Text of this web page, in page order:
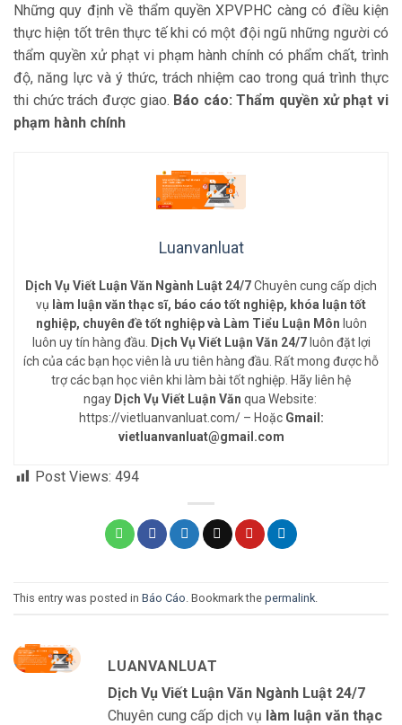
Những quy định về thẩm quyền XPVPHC càng có điều kiện
thực hiện tốt trên thực tế khi có một đội ngũ những người có
thẩm quyền xử phạt vi phạm hành chính có phẩm chất, trình
độ, năng lực và ý thức, trách nhiệm cao trong quá trình thực
thi chức trách được giao. Báo cáo: Thẩm quyền xử phạt vi
phạm hành chính
Luanvanluat
Dịch Vụ Viết Luận Văn Ngành Luật 24/7Chuyên cung cấp dịch
vụ làm luận văn thạc sĩ, báo cáo tốt nghiệp, khóa luận tốt
nghiệp, chuyên đề tốt nghiệp và Làm Tiểu Luận Môn luôn
luôn uy tín hàng đầu.
Dịch Vụ Viết Luận Văn 24/7luôn đặt lợi
ích của các bạn học viên là ưu tiên hàng đầu. Rất mong được hỗ
trợ các bạn học viên khi làm bài tốt nghiệp. Hãy liên hệ
ngay Dịch Vụ Viết Luận Văn qua Website:
https://vietluanvanluat.com/ – Hoặc Gmail:
vietluanvanluat@gmail.com
Post Views: 494
This entry was posted in Báo Cáo . Bookmark the permalink
LUANVANLUAT
Dịch Vụ Viết Luận Văn Ngành Luật 24/7
Chuyên cung cấp dịch vụ làm luận văn thạc